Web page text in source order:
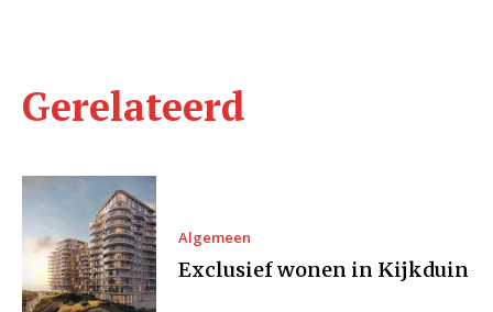
Gerelateerd
Algemeen
Exclusief wonen in Kijkduin